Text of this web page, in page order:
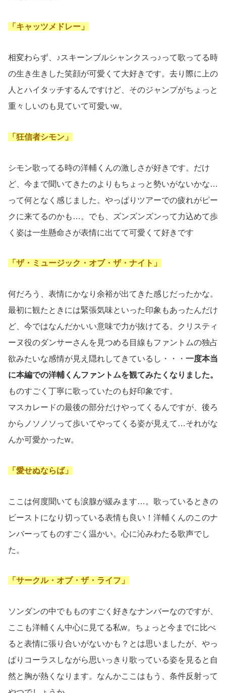
「キャッツメドレー」
相変わらず、♪スキーンブルシャンクスっ♪って歌ってる時
の生き生きした笑顔が可愛くて大好きです。去り際に上の
人とハイタッチするんですけど、そのジャンプがちょっと
重々しいのも見ていて可愛いw。
「狂信者シモン」
シモン歌ってる時の洋輔くんの激しさが好きです。だけ
ど、今まで聞いてきたのよりもちょっと勢いがないかな…
って何となく感じました。やっぱりツアーでの疲れがピー
クに来てるのかも…。でも、ズンズンズンって力込めて歩
く姿は一生懸命さが表情に出てて可愛くて好きです
「ザ・ミュージック・オブ・ザ・ナイト」
何だろう、表情にかなり余裕が出てきた感じだったかな。
最初に観たときには緊張気味といった印象もあったんだけ
ど、今ではなんだかいい意味で力が抜けてる。クリスティ
ーヌ役のダンサーさんを見つめる目線もファントムの独占
欲みたいな感情が見え隠れしてきているし・・・ 一度本当
に本編での洋輔くんファントムを観てみたくなりました。
ものすごく丁寧に歌っていたのも好印象です。
マスカレードの最後の部分だけやってくるんですが、後ろ
からノソノソって歩いてやってくる姿が見えて…それがな
んか可愛かったw。
「愛せぬならば」
ここは何度聞いても涙腺が緩みます…。歌っているときの
ビーストになり切っている表情も良い！洋輔くんのこのナ
ンバーってものすごく温かい。心に沁みわたる歌声でし
た。
「サークル・オブ・ザ・ライフ」
ソンダンの中でもものすごく好きなナンバーなのですが、
ここも洋輔くん中心に見てる私w。ちょっと今までに比べ
ると表情に張り合いがないかも？とは思いましたが、やっ
ぱりコーラスしながら思いっきり歌っている姿を見ると自
然と胸が熱くなります。なんかここはもう、条件反射って